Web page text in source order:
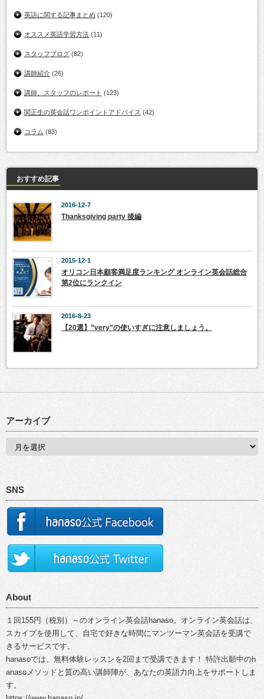
英語に関する記事まとめ (120)
オススメ英語学習方法 (11)
スタッフブログ (82)
講師紹介 (26)
講師、スタッフのレポート (123)
関正生の英会話ワンポイントアドバイス (42)
コラム (83)
おすすめ記事
2016-12-7
Thanksgiving party 後編
2015-12-1
オリコン日本顧客満足度ランキング オンライン英会話総合
第2位にランクイン
2016-8-23
【20選】”very”の使いすぎに注意しましょう。
アーカイブ
SNS
About
１回155円（税別）～のオンライン英会話hanaso。オンライン英会話は、
スカイプを使用して、自宅で好きな時間にマンツーマン英会話を受講で
きるサービスです。
hanasoでは、無料体験レッスンを2回まで受講できます！ 特許出願中のh
anasoメソッドと質の高い講師陣が、あなたの英語力向上をサポートしま
す。